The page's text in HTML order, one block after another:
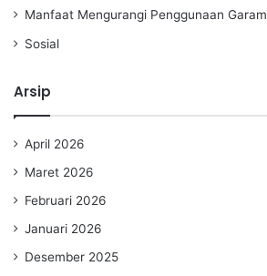
Manfaat Mengurangi Penggunaan Garam
Sosial
Arsip
April 2026
Maret 2026
Februari 2026
Januari 2026
Desember 2025